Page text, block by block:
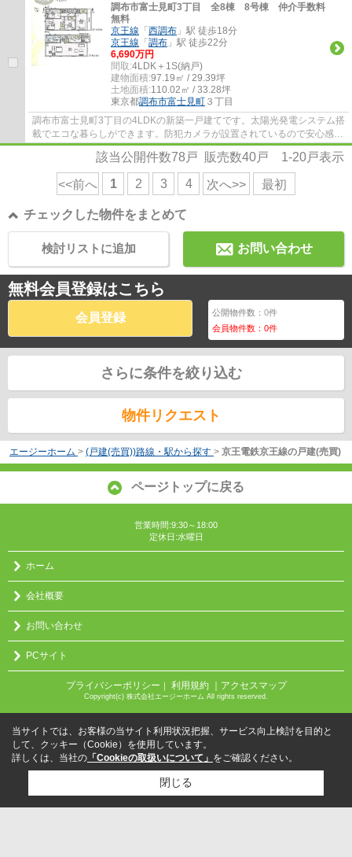
調布市富士見町3丁目 全8棟 8号棟 仲介手数料
無料
京王線 「 西調布 」駅 徒歩18分
京王線 「 調布 」駅 徒歩22分
6,690万円
間取:4LDK＋1S(納戸)
建物面積:97.19㎡ / 29.39坪
土地面積:110.02㎡ / 33.28坪
東京都調布市富士見町 ３丁目
調布市富士見町3丁目の4LDKの新築一戸建てです。太陽光発電システム搭
載でエコな暮らしができます。防犯カメラが設置されているので安心感が
あります。調布市でお住まいをお探しなら多...
該当公開件数78 戸 販売数40戸 1-20戸表示
<<前へ 1 2 3 4 次へ>> 最初
チェックした物件をまとめて
お問い合わせ
検討リストに追加
無料会員登録はこちら
会員登録 公開物件数：0件
会員物件数：0件
さらに条件を絞り込む
物件リクエスト
エージーホーム > (戸建(売買))路線・駅から探す > 京王電鉄京王線の戸建(売買)
ページトップに戻る
営業時間:9:30～18:00
定休日:水曜日
ホーム
会社概要
お問い合わせ
PCサイト
プライバシーポリシー ｜ 利用規約 ｜アクセスマップ
Copyright(c) 株式会社エージーホーム All rights reserved.
当サイトでは、お客様の当サイト利用状況把握、サービス向上検討を目的と
して、クッキー（Cookie）を使用しています。
詳しくは、当社の 「Cookieの取扱いについて」 をご確認ください。
閉じる